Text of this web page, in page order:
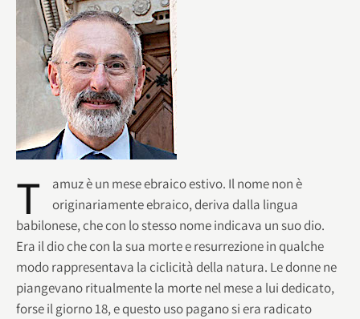
T
amuz è un mese ebraico estivo. Il nome non è
originariamente ebraico, deriva dalla lingua
babilonese, che con lo stesso nome indicava un suo dio.
Era il dio che con la sua morte e resurrezione in qualche
modo rappresentava la ciclicità della natura. Le donne ne
piangevano ritualmente la morte nel mese a lui dedicato,
forse il giorno 18, e questo uso pagano si era radicato